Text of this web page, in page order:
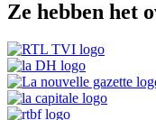
Ze hebben het